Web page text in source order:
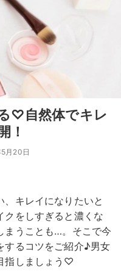
♡自然体でキレ
！
月20日
キレイになりたいと
クをしすぎると濃くな
まうことも…。そこで今
するコツをご紹介♪男女
指しましょう♡